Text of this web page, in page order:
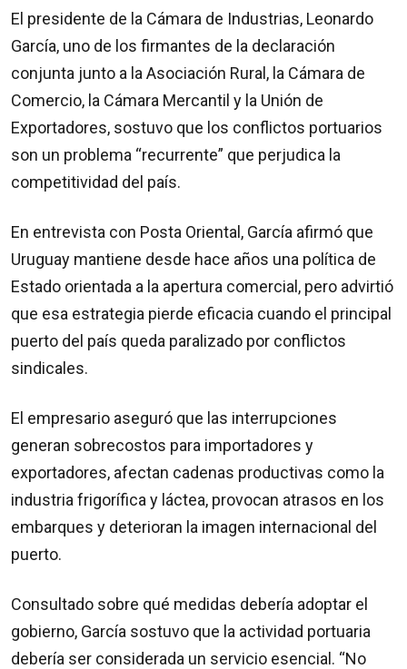
El presidente de la Cámara de Industrias, Leonardo
García, uno de los firmantes de la declaración
conjunta junto a la Asociación Rural, la Cámara de
Comercio, la Cámara Mercantil y la Unión de
Exportadores, sostuvo que los conflictos portuarios
son un problema “recurrente” que perjudica la
competitividad del país.
En entrevista con Posta Oriental, García afirmó que
Uruguay mantiene desde hace años una política de
Estado orientada a la apertura comercial, pero advirtió
que esa estrategia pierde eficacia cuando el principal
puerto del país queda paralizado por conflictos
sindicales.
El empresario aseguró que las interrupciones
generan sobrecostos para importadores y
exportadores, afectan cadenas productivas como la
industria frigorífica y láctea, provocan atrasos en los
embarques y deterioran la imagen internacional del
puerto.
Consultado sobre qué medidas debería adoptar el
gobierno, García sostuvo que la actividad portuaria
debería ser considerada un servicio esencial. “No